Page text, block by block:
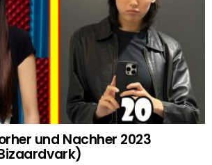
und Nachher 2023